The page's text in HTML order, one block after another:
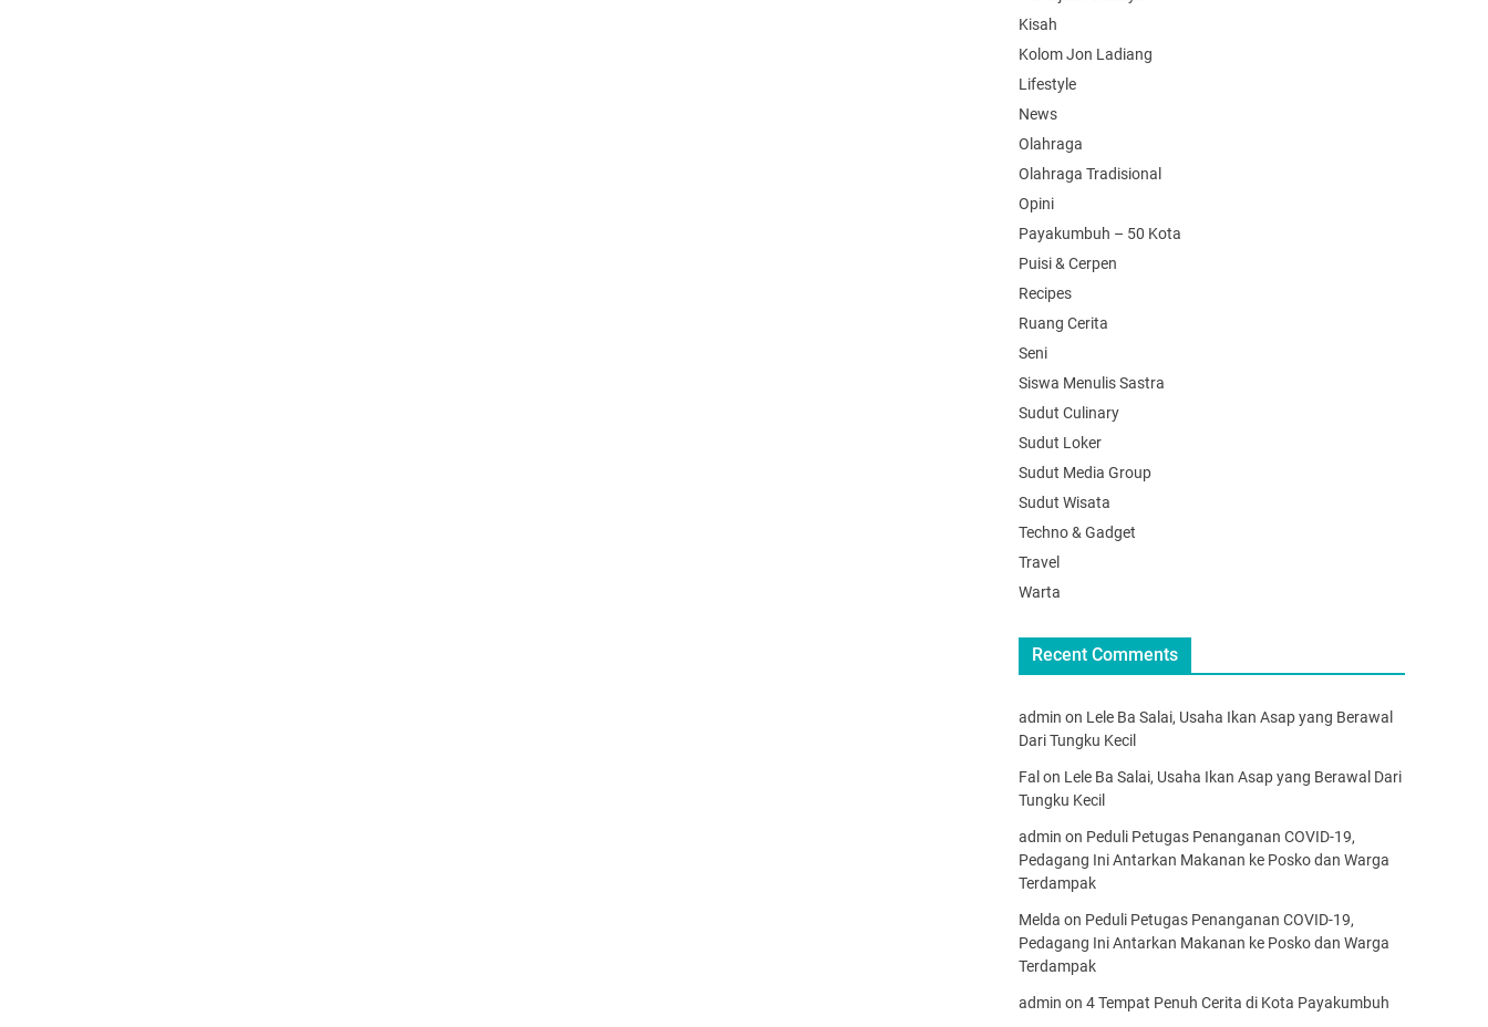
Kisah
Kolom Jon Ladiang
Lifestyle
News
Olahraga
Olahraga Tradisional
Opini
Payakumbuh – 50 Kota
Puisi & Cerpen
Recipes
Ruang Cerita
Seni
Siswa Menulis Sastra
Sudut Culinary
Sudut Loker
Sudut Media Group
Sudut Wisata
Techno & Gadget
Travel
Warta
Recent Comments
admin on Lele Ba Salai, Usaha Ikan Asap yang Berawal
Dari Tungku Kecil
Fal on Lele Ba Salai, Usaha Ikan Asap yang Berawal Dari
Tungku Kecil
admin on Peduli Petugas Penanganan COVID-19,
Pedagang Ini Antarkan Makanan ke Posko dan Warga
Terdampak
Melda on Peduli Petugas Penanganan COVID-19,
Pedagang Ini Antarkan Makanan ke Posko dan Warga
Terdampak
admin on 4 Tempat Penuh Cerita di Kota Payakumbuh